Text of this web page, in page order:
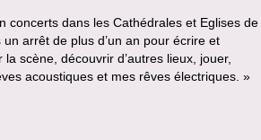
concerts dans les Cathédrales et Eglises de
arrêt de plus d’un an pour écrire et
scène, découvrir d’autres lieux, jouer,
acoustiques et mes rêves électriques. »